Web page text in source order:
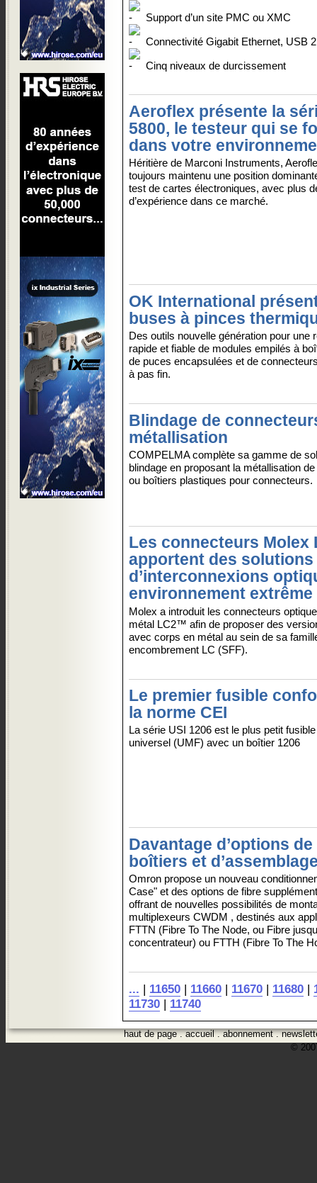
Support d’un site PMC ou XMC
Connectivité Gigabit Ethernet, USB
Cinq niveaux de durcissement
Aeroflex présente la
5800, le testeur qui se
dans votre
Héritière de Marconi Instruments,
toujours maintenu une position
test de cartes électroniques, avec plus
d’expérience dans ce marché.
OK International
buses à pinces
Des outils nouvelle génération pour une
rapide et fiable de modules empilés à
de puces encapsulées et de
à pas fin.
Blindage de
métallisation
COMPELMA complète sa gamme de
blindage en proposant la métallisation
ou boîtiers plastiques pour connecteurs.
Les connecteurs Molex
apportent des solutions
d’interconnexions
environnement extrême
Molex a introduit les connecteurs
métal LC2™ afin de proposer des
avec corps en métal au sein de sa
encombrement LC (SFF).
Le premier fusible
la norme CEI
La série USI 1206 est le plus petit
universel (UMF) avec un boîtier 1206
Davantage d’options de
boîtiers et
Omron propose un nouveau
Case" et des options de fibre
offrant de nouvelles possibilités de
multiplexeurs CWDM , destinés aux
FTTN (Fibre To The Node, ou Fibre
concentrateur) ou FTTH (Fibre To The
... | 11650 | 11660 | 11670 | 11680 |
11730 | 11740
haut de page.accueil.abonnement.
©